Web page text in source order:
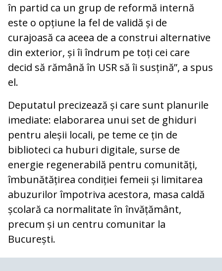
în partid ca un grup de reformă internă
este o opțiune la fel de validă și de
curajoasă ca aceea de a construi alternative
din exterior, și îi îndrum pe toți cei care
decid să rămână în USR să îi susțină”, a spus
el.
Deputatul precizează și care sunt planurile
imediate: elaborarea unui set de ghiduri
pentru aleșii locali, pe teme ce țin de
biblioteci ca huburi digitale, surse de
energie regenerabilă pentru comunități,
îmbunătățirea condiției femeii și limitarea
abuzurilor împotriva acestora, masa caldă
școlară ca normalitate în învățământ,
precum și un centru comunitar la
București.